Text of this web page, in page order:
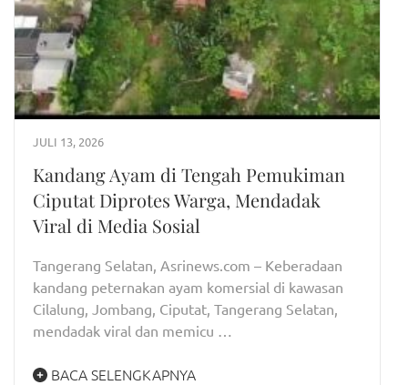
JULI 13, 2026
Kandang Ayam di Tengah Pemukiman
Ciputat Diprotes Warga, Mendadak
Viral di Media Sosial
Tangerang Selatan, Asrinews.com – Keberadaan
kandang peternakan ayam komersial di kawasan
Cilalung, Jombang, Ciputat, Tangerang Selatan,
mendadak viral dan memicu …
BACA SELENGKAPNYA